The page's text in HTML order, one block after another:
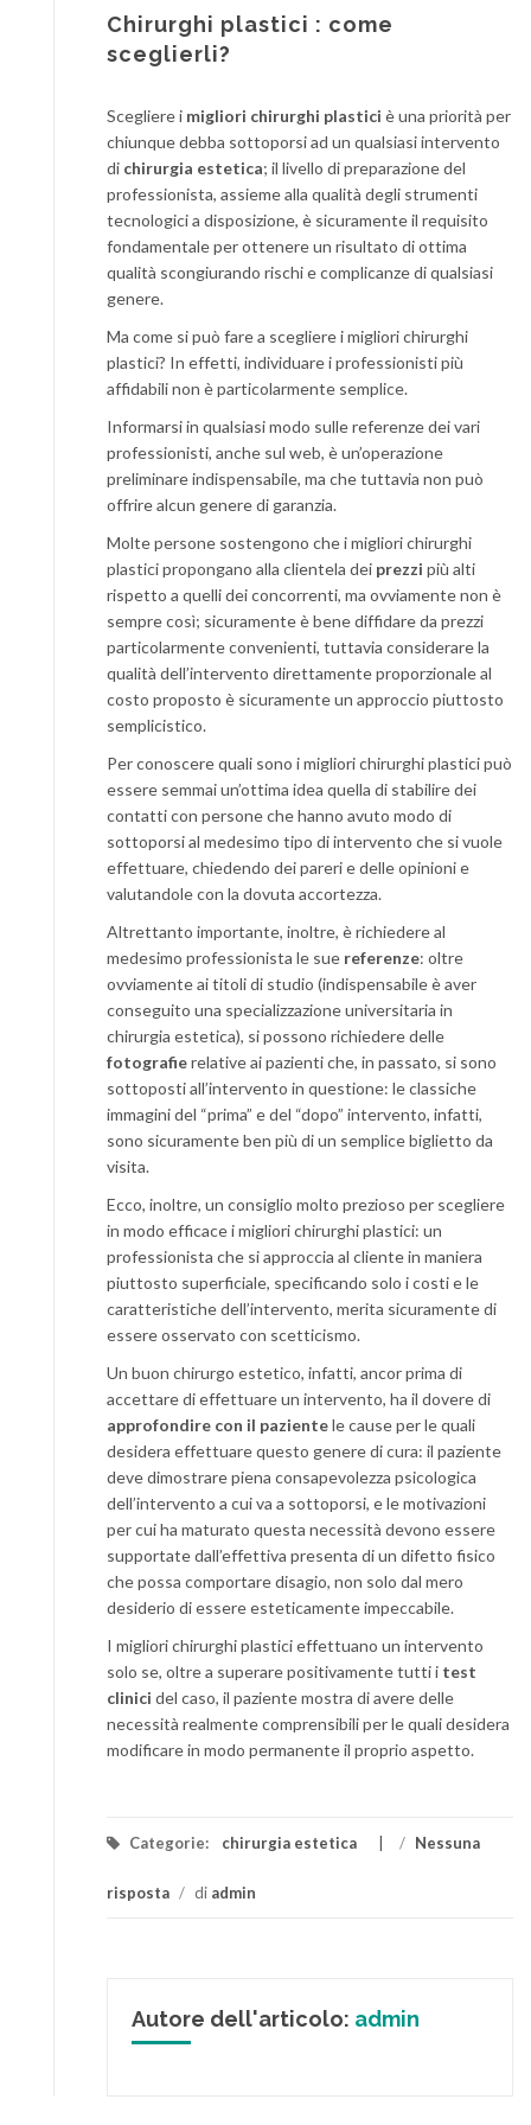
Chirurghi plastici : come
sceglierli?
Scegliere i migliori chirurghi plastici è una priorità per
chiunque debba sottoporsi ad un qualsiasi intervento
di chirurgia estetica; il livello di preparazione del
professionista, assieme alla qualità degli strumenti
tecnologici a disposizione, è sicuramente il requisito
fondamentale per ottenere un risultato di ottima
qualità scongiurando rischi e complicanze di qualsiasi
genere.
Ma come si può fare a scegliere i migliori chirurghi
plastici? In effetti, individuare i professionisti più
affidabili non è particolarmente semplice.
Informarsi in qualsiasi modo sulle referenze dei vari
professionisti, anche sul web, è un’operazione
preliminare indispensabile, ma che tuttavia non può
offrire alcun genere di garanzia.
Molte persone sostengono che i migliori chirurghi
plastici propongano alla clientela dei prezzi più alti
rispetto a quelli dei concorrenti, ma ovviamente non è
sempre così; sicuramente è bene diffidare da prezzi
particolarmente convenienti, tuttavia considerare la
qualità dell’intervento direttamente proporzionale al
costo proposto è sicuramente un approccio piuttosto
semplicistico.
Per conoscere quali sono i migliori chirurghi plastici può
essere semmai un’ottima idea quella di stabilire dei
contatti con persone che hanno avuto modo di
sottoporsi al medesimo tipo di intervento che si vuole
effettuare, chiedendo dei pareri e delle opinioni e
valutandole con la dovuta accortezza.
Altrettanto importante, inoltre, è richiedere al
medesimo professionista le sue referenze: oltre
ovviamente ai titoli di studio (indispensabile è aver
conseguito una specializzazione universitaria in
chirurgia estetica), si possono richiedere delle
fotografierelative ai pazienti che, in passato, si sono
sottoposti all’intervento in questione: le classiche
immagini del “prima” e del “dopo” intervento, infatti,
sono sicuramente ben più di un semplice biglietto da
visita.
Ecco, inoltre, un consiglio molto prezioso per scegliere
in modo efficace i migliori chirurghi plastici: un
professionista che si approccia al cliente in maniera
piuttosto superficiale, specificando solo i costi e le
caratteristiche dell’intervento, merita sicuramente di
essere osservato con scetticismo.
Un buon chirurgo estetico, infatti, ancor prima di
accettare di effettuare un intervento, ha il dovere di
approfondire con il pazientele cause per le quali
desidera effettuare questo genere di cura: il paziente
deve dimostrare piena consapevolezza psicologica
dell’intervento a cui va a sottoporsi, e le motivazioni
per cui ha maturato questa necessità devono essere
supportate dall’effettiva presenta di un difetto fisico
che possa comportare disagio, non solo dal mero
desiderio di essere esteticamente impeccabile.
I migliori chirurghi plastici effettuano un intervento
solo se, oltre a superare positivamente tutti i test
clinici del caso, il paziente mostra di avere delle
necessità realmente comprensibili per le quali desidera
modificare in modo permanente il proprio aspetto.
Categorie: chirurgia estetica / Nessuna
risposta / di admin
Autore dell'articolo: admin